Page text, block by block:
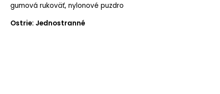
gumová rukoväť, nylonové puzdro
Ostrie: Jednostranné